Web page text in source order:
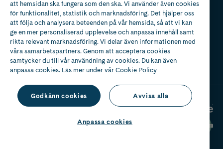
av Läkemedelsverket
2024
att hemsidan ska fungera som den ska. Vi använder även cookies
för funktionalitet, statistik och marknadsföring. Det hjälper oss
att följa och analysera beteenden på vår hemsida, så att vi kan
ge en mer personaliserad upplevelse och anpassa innehåll samt
rikta relevant marknadsföring. Vi delar även informationen med
våra samarbetspartners. Genom att acceptera cookies
samtycker du till vår användning av cookies. Du kan även
anpassa cookies. Läs mer under vårCookie Policy
Godkänn cookies Avvisa alla
Anpassa cookies